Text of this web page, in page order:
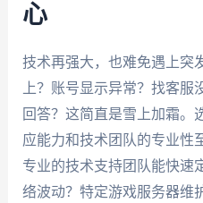
心
技术再强大，也难免遇上突
上？账号显示异常？找客
回答？这简直是雪上加霜。
应能力和技术团队的专业性
专业的技术支持团队能快
络波动？特定游戏服务器维